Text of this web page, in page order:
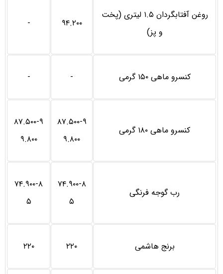
روغن آفتابگردان ۱.۵ لیتری (پخت
و پز)
۹۴.۲۰۰ -
کنسرو ماهی ۱۵۰ گرمی -
-
کنسرو ماهی ۱۸۰ گرمی
۸۷.۵۰۰-۹
۹.۸۰۰
۸۷.۵۰۰-۹
۹.۸۰۰
رب گوجه فرنگی
۷۴.۹۰۰-۸
۵
۷۴.۹۰۰-۸
۵
برنج هاشمی ۲۲۰ ۲۲۰